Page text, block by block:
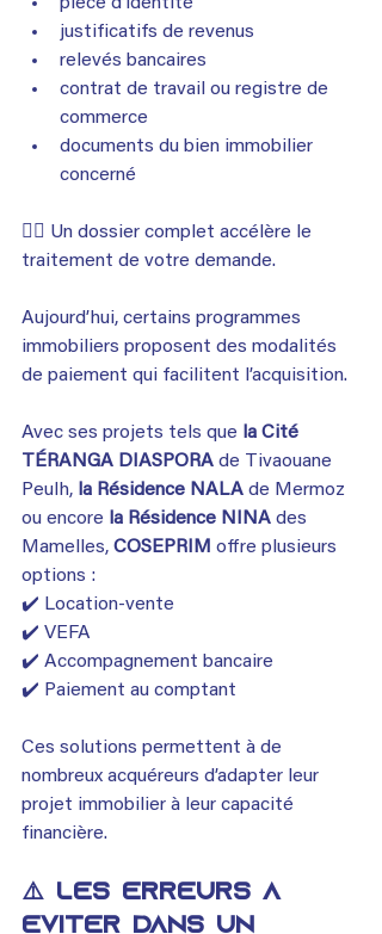
justificatifs de revenus
relevés bancaires
contrat de travail ou registre de
commerce
documents du bien immobilier
concerné
👉🏾 Un dossier complet accélère le
traitement de votre demande.
Aujourd’hui, certains programmes
immobiliers proposent des modalités
de paiement qui facilitent l’acquisition.
Avec ses projets tels que la Cité
TÉRANGA DIASPORA de Tivaouane
Peulh, la Résidence NALA de Mermoz
ou encore la Résidence NINA des
Mamelles, COSEPRIM offre plusieurs
options :
✔️ Location-vente
✔️ VEFA
✔️ Accompagnement bancaire
✔️ Paiement au comptant
Ces solutions permettent à de
nombreux acquéreurs d’adapter leur
projet immobilier à leur capacité
financière.
⚠️ Les erreurs à
éviter dans un